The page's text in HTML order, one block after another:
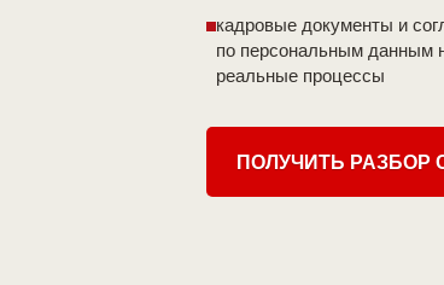
кадровые документы и
по персональным данным
реальные процессы
ПОЛУЧИТЬ РАЗБОР